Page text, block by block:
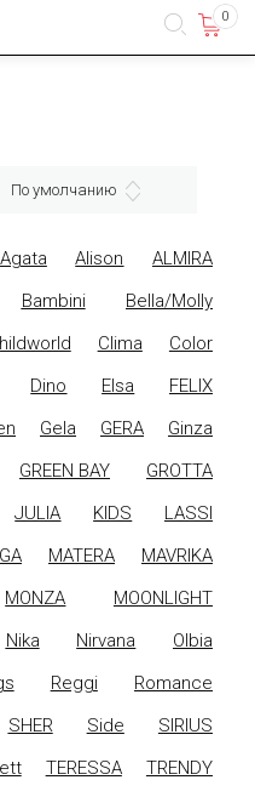
0
По умолчанию
Agata Alison
ALMIRA
Bambini
Bella/Molly
Clima
Color
Dino Elsa
FELIX
Gela GERA
Ginza
GREEN BAY
GROTTA
JULIA KIDS
LASSI
MATERA
MAVRIKA
MONZA
MOONLIGHT
Nika Nirvana
Olbia
Reggi
Romance
SHER Side
SIRIUS
TERESSA
TRENDY